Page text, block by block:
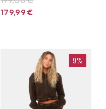
179,99€
9%